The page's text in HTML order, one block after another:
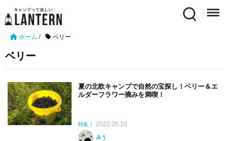
Search Menu
ホーム / ベリー
ベリー
夏の北欧キャンプで自然の宝探し！ベリー＆エ
ルダーフラワー摘みを満喫！
特集
2022.05.10
みう